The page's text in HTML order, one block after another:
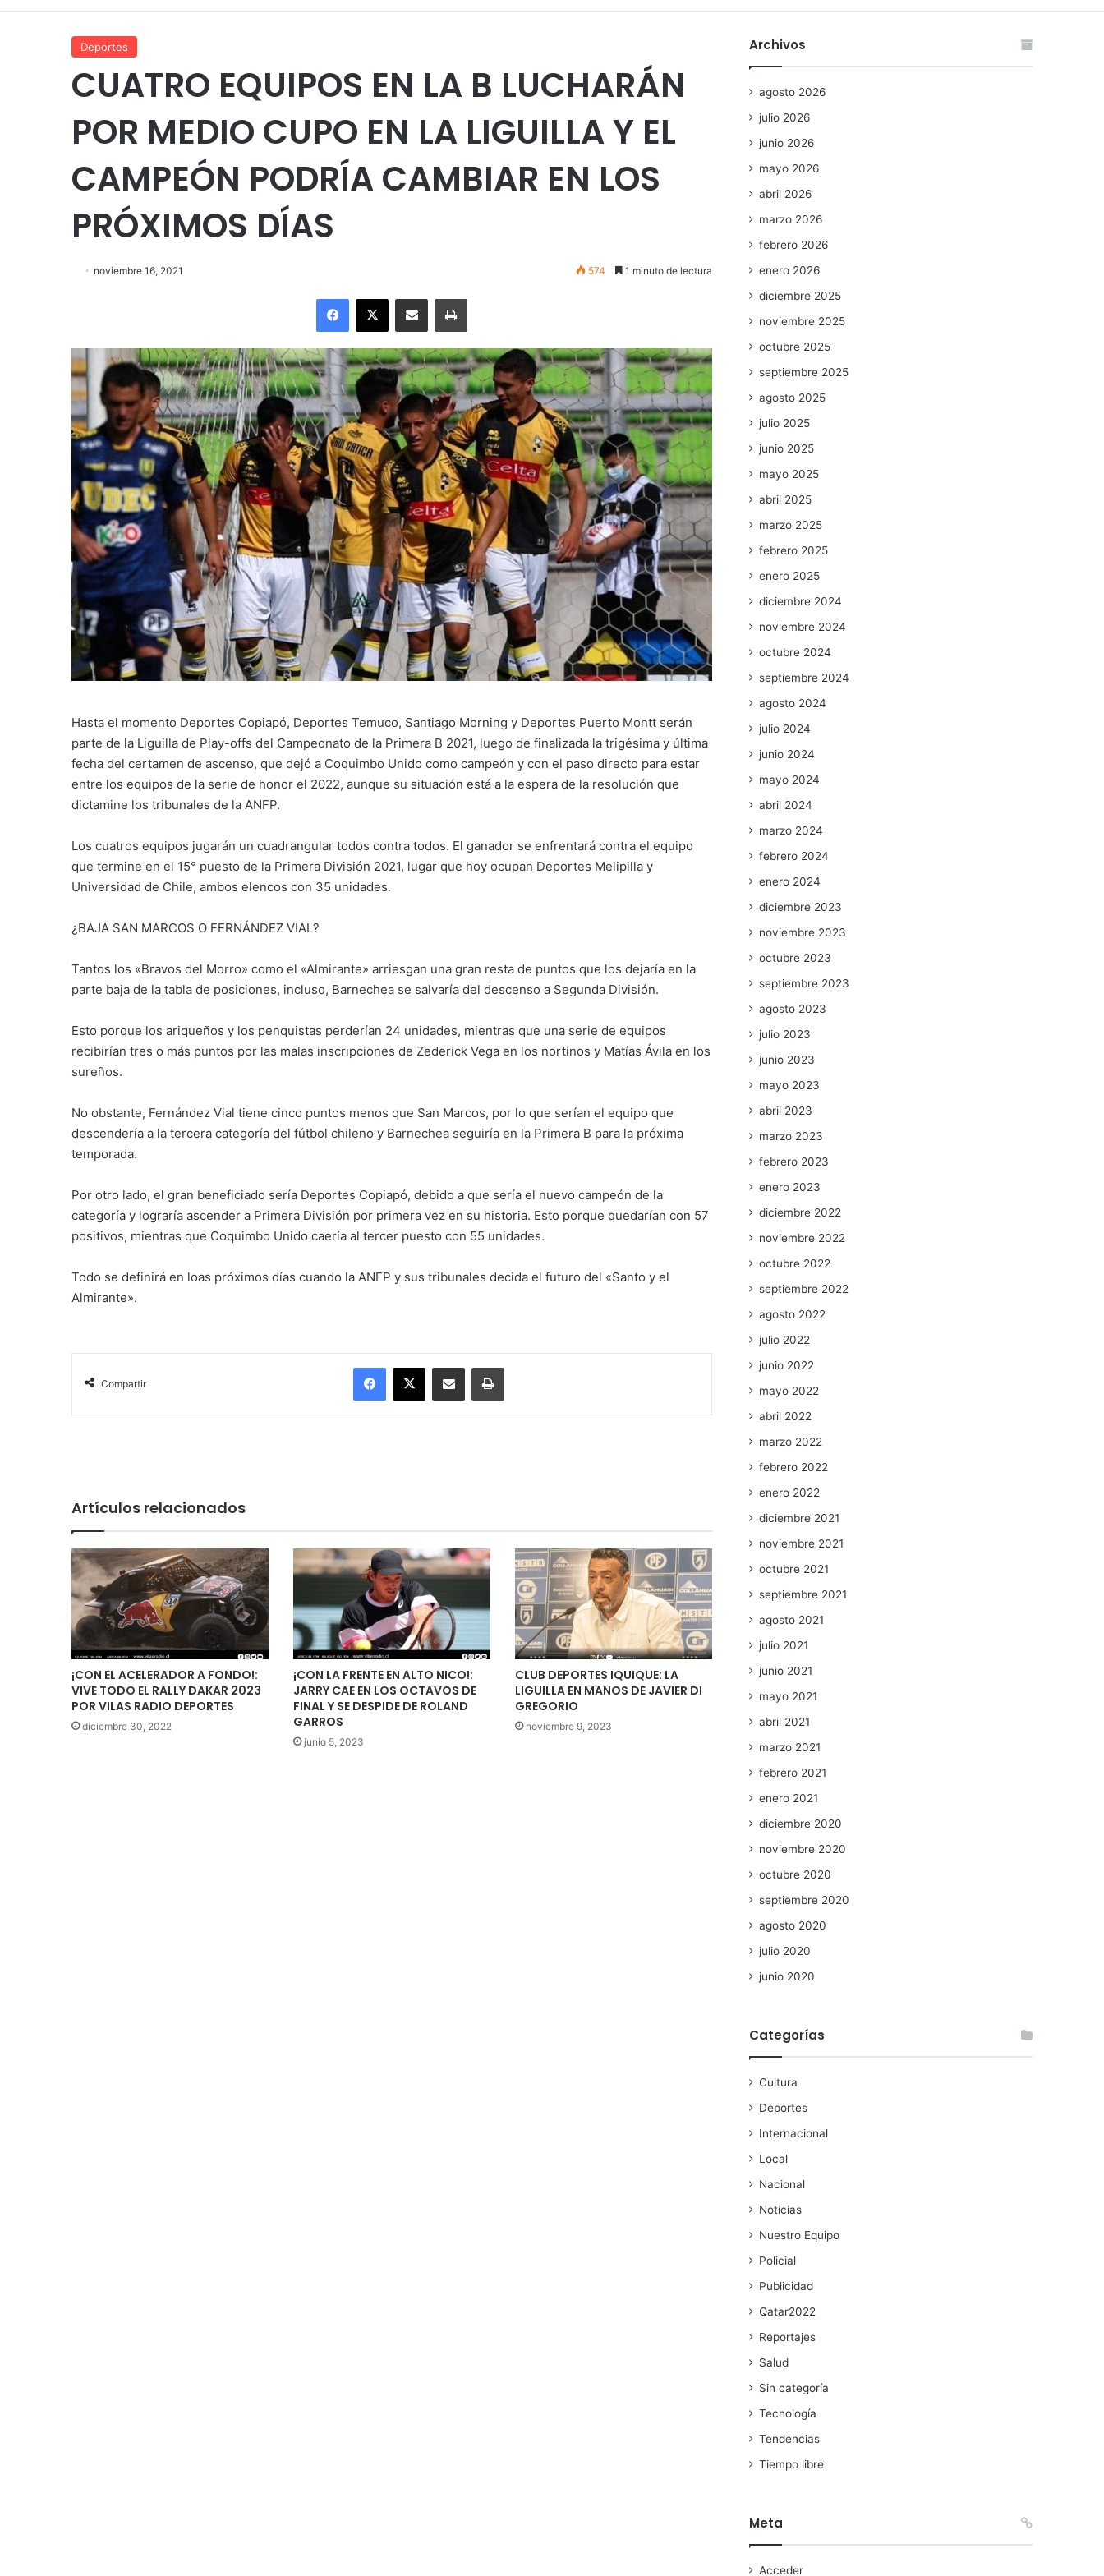
Deportes
CUATRO EQUIPOS EN LA B LUCHARÁN
POR MEDIO CUPO EN LA LIGUILLA Y EL
CAMPEÓN PODRÍA CAMBIAR EN LOS
PRÓXIMOS DÍAS
noviembre 16, 2021 574 1 minuto de lectura
Facebook
X Enviar vía email Imprimir
Hasta el momento Deportes Copiapó, Deportes Temuco, Santiago Morning y Deportes Puerto Montt serán
parte de la Liguilla de Play-offs del Campeonato de la Primera B 2021, luego de finalizada la trigésima y última
fecha del certamen de ascenso, que dejó a Coquimbo Unido como campeón y con el paso directo para estar
entre los equipos de la serie de honor el 2022, aunque su situación está a la espera de la resolución que
dictamine los tribunales de la ANFP.
Los cuatros equipos jugarán un cuadrangular todos contra todos. El ganador se enfrentará contra el equipo
que termine en el 15° puesto de la Primera División 2021, lugar que hoy ocupan Deportes Melipilla y
Universidad de Chile, ambos elencos con 35 unidades.
¿BAJA SAN MARCOS O FERNÁNDEZ VIAL?
Tantos los «Bravos del Morro» como el «Almirante» arriesgan una gran resta de puntos que los dejaría en la
parte baja de la tabla de posiciones, incluso, Barnechea se salvaría del descenso a Segunda División.
Esto porque los ariqueños y los penquistas perderían 24 unidades, mientras que una serie de equipos
recibirían tres o más puntos por las malas inscripciones de Zederick Vega en los nortinos y Matías Ávila en los
sureños.
No obstante, Fernández Vial tiene cinco puntos menos que San Marcos, por lo que serían el equipo que
descendería a la tercera categoría del fútbol chileno y Barnechea seguiría en la Primera B para la próxima
temporada.
Por otro lado, el gran beneficiado sería Deportes Copiapó, debido a que sería el nuevo campeón de la
categoría y lograría ascender a Primera División por primera vez en su historia. Esto porque quedarían con 57
positivos, mientras que Coquimbo Unido caería al tercer puesto con 55 unidades.
Todo se definirá en loas próximos días cuando la ANFP y sus tribunales decida el futuro del «Santo y el
Almirante».
Compartir
Facebook
X Enviar vía email Imprimir
Artículos relacionados
¡CON EL ACELERADOR A FONDO!:
VIVE TODO EL RALLY DAKAR 2023
POR VILAS RADIO DEPORTES
diciembre 30, 2022
¡CON LA FRENTE EN ALTO NICO!:
JARRY CAE EN LOS OCTAVOS DE
FINAL Y SE DESPIDE DE ROLAND
GARROS
junio 5, 2023
CLUB DEPORTES IQUIQUE: LA
LIGUILLA EN MANOS DE JAVIER DI
GREGORIO
noviembre 9, 2023
Archivos
agosto 2026
julio 2026
junio 2026
mayo 2026
abril 2026
marzo 2026
febrero 2026
enero 2026
diciembre 2025
noviembre 2025
octubre 2025
septiembre 2025
agosto 2025
julio 2025
junio 2025
mayo 2025
abril 2025
marzo 2025
febrero 2025
enero 2025
diciembre 2024
noviembre 2024
octubre 2024
septiembre 2024
agosto 2024
julio 2024
junio 2024
mayo 2024
abril 2024
marzo 2024
febrero 2024
enero 2024
diciembre 2023
noviembre 2023
octubre 2023
septiembre 2023
agosto 2023
julio 2023
junio 2023
mayo 2023
abril 2023
marzo 2023
febrero 2023
enero 2023
diciembre 2022
noviembre 2022
octubre 2022
septiembre 2022
agosto 2022
julio 2022
junio 2022
mayo 2022
abril 2022
marzo 2022
febrero 2022
enero 2022
diciembre 2021
noviembre 2021
octubre 2021
septiembre 2021
agosto 2021
julio 2021
junio 2021
mayo 2021
abril 2021
marzo 2021
febrero 2021
enero 2021
diciembre 2020
noviembre 2020
octubre 2020
septiembre 2020
agosto 2020
julio 2020
junio 2020
Categorías
Cultura
Deportes
Internacional
Local
Nacional
Noticias
Nuestro Equipo
Policial
Publicidad
Qatar2022
Reportajes
Salud
Sin categoría
Tecnología
Tendencias
Tiempo libre
Meta
Acceder